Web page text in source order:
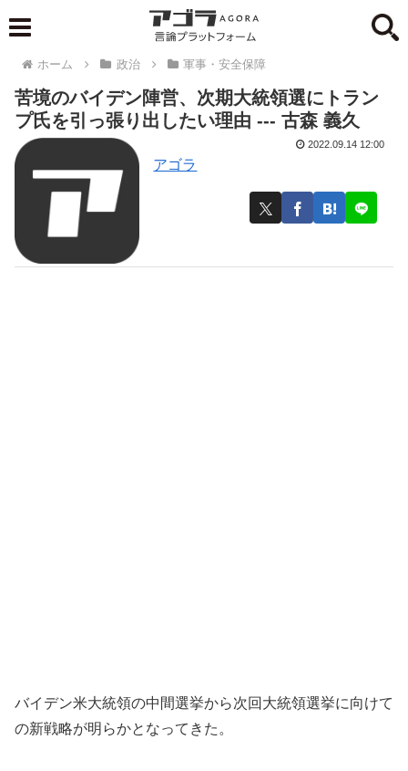
ホーム 政治 軍事・安全保障
苦境のバイデン陣営、次期大統領選にトラン
プ氏を引っ張り出したい理由 --- 古森 義久
アゴラ
2022.09.14 12:00
バイデン米大統領の中間選挙から次回大統領選挙に向けて
の新戦略が明らかとなってきた。